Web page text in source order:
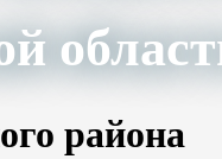
района